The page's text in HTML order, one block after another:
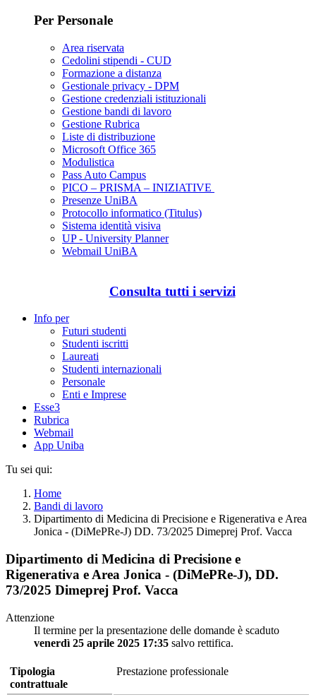
Per Personale
Area riservata
Cedolini stipendi - CUD
Formazione a distanza
Gestionale privacy - DPM
Gestione credenziali istituzionali
Gestione bandi di lavoro
Gestione Rubrica
Liste di distribuzione
Microsoft Office 365
Modulistica
Pass Auto Campus
PICO – PRISMA – INIZIATIVE
Presenze UniBA
Protocollo informatico (Titulus)
Sistema identità visiva
UP - University Planner
Webmail UniBA
Consulta tutti i servizi
Info per
Futuri studenti
Studenti iscritti
Laureati
Studenti internazionali
Personale
Enti e Imprese
Esse3
Rubrica
Webmail
App Uniba
Tu sei qui:
Home
Bandi di lavoro
Dipartimento di Medicina di Precisione e Rigenerativa e Area
Jonica - (DiMePRe-J) DD. 73/2025 Dimeprej Prof. Vacca
Dipartimento di Medicina di Precisione e
Rigenerativa e Area Jonica - (DiMePRe-J), DD.
73/2025 Dimeprej Prof. Vacca
Attenzione
Il termine per la presentazione delle domande è scaduto
venerdì 25 aprile 2025 17:35 salvo rettifica.
Tipologia
contrattuale
Prestazione professionale